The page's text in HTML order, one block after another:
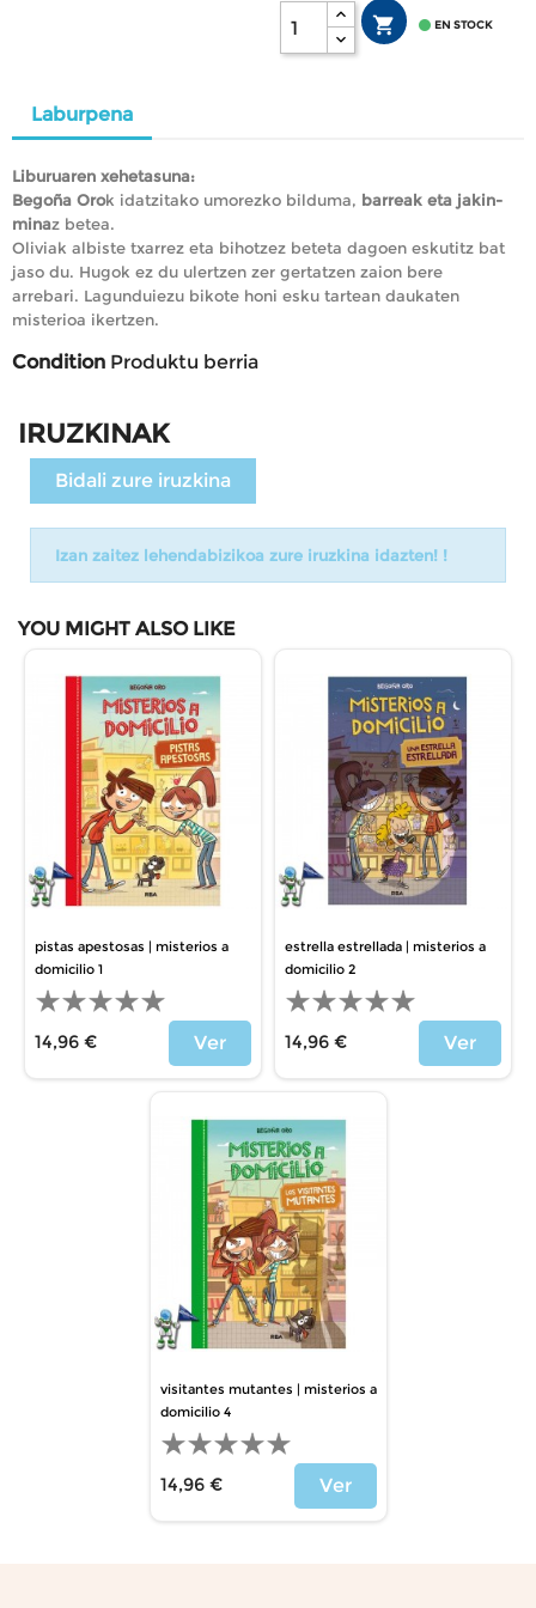
  EN STOCK
Laburpena
Liburuaren xehetasuna:
Begoña Orok idatzitako umorezko bilduma, barreak eta jakin-
minaz betea.
Oliviak albiste txarrez eta bihotzez beteta dagoen eskutitz bat
jaso du. Hugok ez du ulertzen zer gertatzen zaion bere
arrebari. Lagunduiezu bikote honi esku tartean daukaten
misterioa ikertzen.
Condition Produktu berria
IRUZKINAK
Bidali zure iruzkina
Izan zaitez lehendabizikoa zure iruzkina idazten! !
YOU MIGHT ALSO LIKE
pistas apestosas | misterios a
domicilio 1
14,96 €
Ver
estrella estrellada | misterios a
domicilio 2
14,96 €
Ver
visitantes mutantes | misterios a
domicilio 4
14,96 €
Ver